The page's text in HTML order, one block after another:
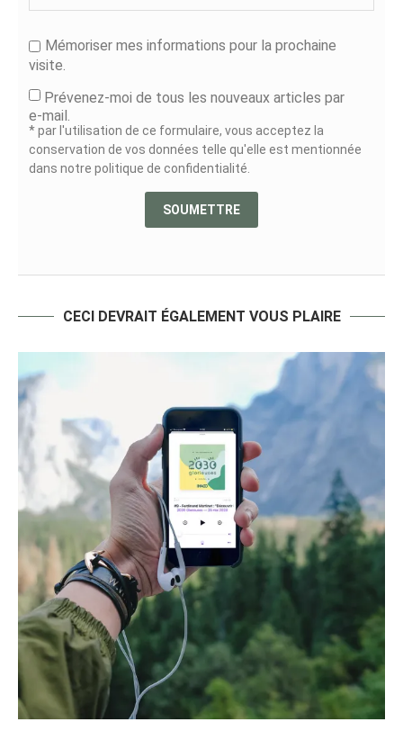
Mémoriser mes informations pour la prochaine
visite.
Prévenez-moi de tous les nouveaux articles par
e-mail.
* par l'utilisation de ce formulaire, vous acceptez la
conservation de vos données telle qu'elle est mentionnée
dans notre politique de confidentialité.
CECI DEVRAIT ÉGALEMENT VOUS PLAIRE